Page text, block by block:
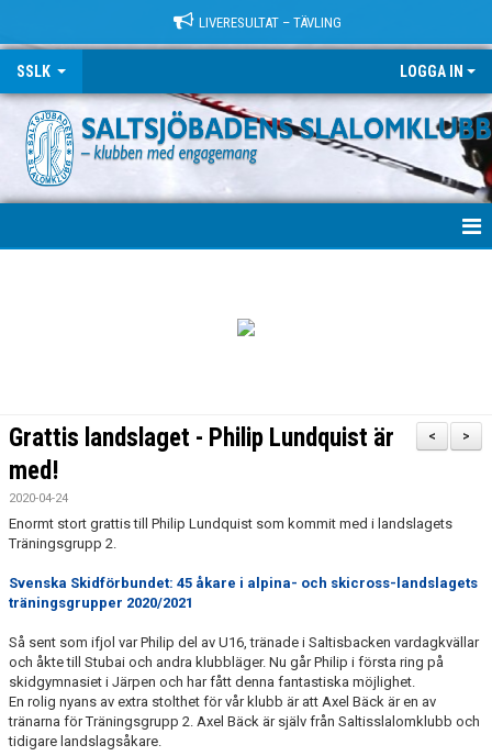
LIVERESULTAT – TÄVLING
SSLK LOGGA IN
TÄVLING
KALENDER
SALTISBACKEN
DOKUMENT
KONTAKT
PARTNERSKAP
>
<
Grattis landslaget - Philip Lundquist är
med!
2020-04-24
Enormt stort grattis till Philip Lundquist som kommit med i landslagets
Träningsgrupp 2.
Svenska Skidförbundet: 45 åkare i alpina- och skicross-landslagets
träningsgrupper 2020/2021
Så sent som ifjol var Philip del av U16, tränade i Saltisbacken vardagkvällar
och åkte till Stubai och andra klubbläger. Nu går Philip i första ring på
skidgymnasiet i Järpen och har fått denna fantastiska möjlighet.
En rolig nyans av extra stolthet för vår klubb är att Axel Bäck är en av
tränarna för Träningsgrupp 2. Axel Bäck är själv från Saltisslalomklubb och
tidigare landslagsåkare.